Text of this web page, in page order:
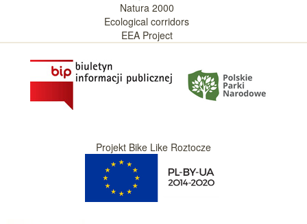
Natura 2000
Ecological corridors
EEA Project
Projekt Bike Like Roztocze